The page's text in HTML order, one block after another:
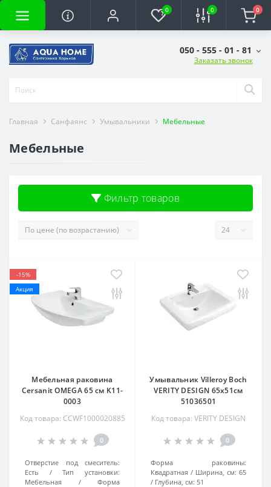
0 0 0
050 - 555 - 01 - 81
Заказать звонок
Главная Санфаянс Умывальники Мебельные
Мебельные
Фильтр товаров
-15%
Акция
Мебельная раковина
Cersanit OMEGA 65 см K11-
0003
Код товара: CCWF1000020885
0
Отверстие под смеситель:
Есть
Тип установки:
Мебельная
Форма
Умывальник Villeroy Boch
VERITY DESIGN 65x51см
51036501
Код товара: VERITY DESIGN
0
Форма раковины:
Квадратная
Ширина, см: 65
Глубина, см: 51